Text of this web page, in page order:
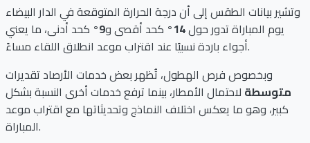
وتشير بيانات الطقس إلى أن درجة الحرارة المتوقعة في الدار البيضاء
يوم المباراة تدور حول14° كحد أقصى و9° كحد أدنى، ما يعني
أجواء باردة نسبيًا عند اقتراب موعد انطلاق اللقاء مساءً.
وبخصوص فرص الهطول، تُظهر بعض خدمات الأرصاد تقديرات
متوسطة لاحتمال الأمطار، بينما ترفع خدمات أخرى النسبة بشكل
كبير، وهو ما يعكس اختلاف النماذج وتحديثاتها مع اقتراب موعد
المباراة.